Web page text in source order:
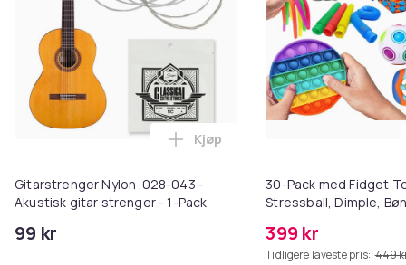
Gitarstrenger Nylon .028-043 -
Akustisk gitar strenger - 1-Pack
99 kr
Legg Gitarstrenger Nylon .028-
Kjøp
30-Pack med Fidget
Stressball, Dimple,
399 kr
Tidligere laveste pris: 449